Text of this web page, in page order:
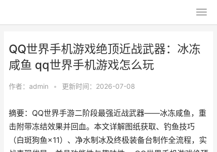
QQ世界手机游戏绝顶近战武器：冰冻
咸鱼 qq世界手机游戏怎么玩
作者： admin • 更新时间：2026-07-08
摘要：QQ世界手游二阶段最强近战武器——冰冻咸鱼，重
击附带冻结效果并回血。本文详解图纸获取、钓鱼技巧
（白斑狗鱼×11）、净水制冰及终极装备台制作全流程，实